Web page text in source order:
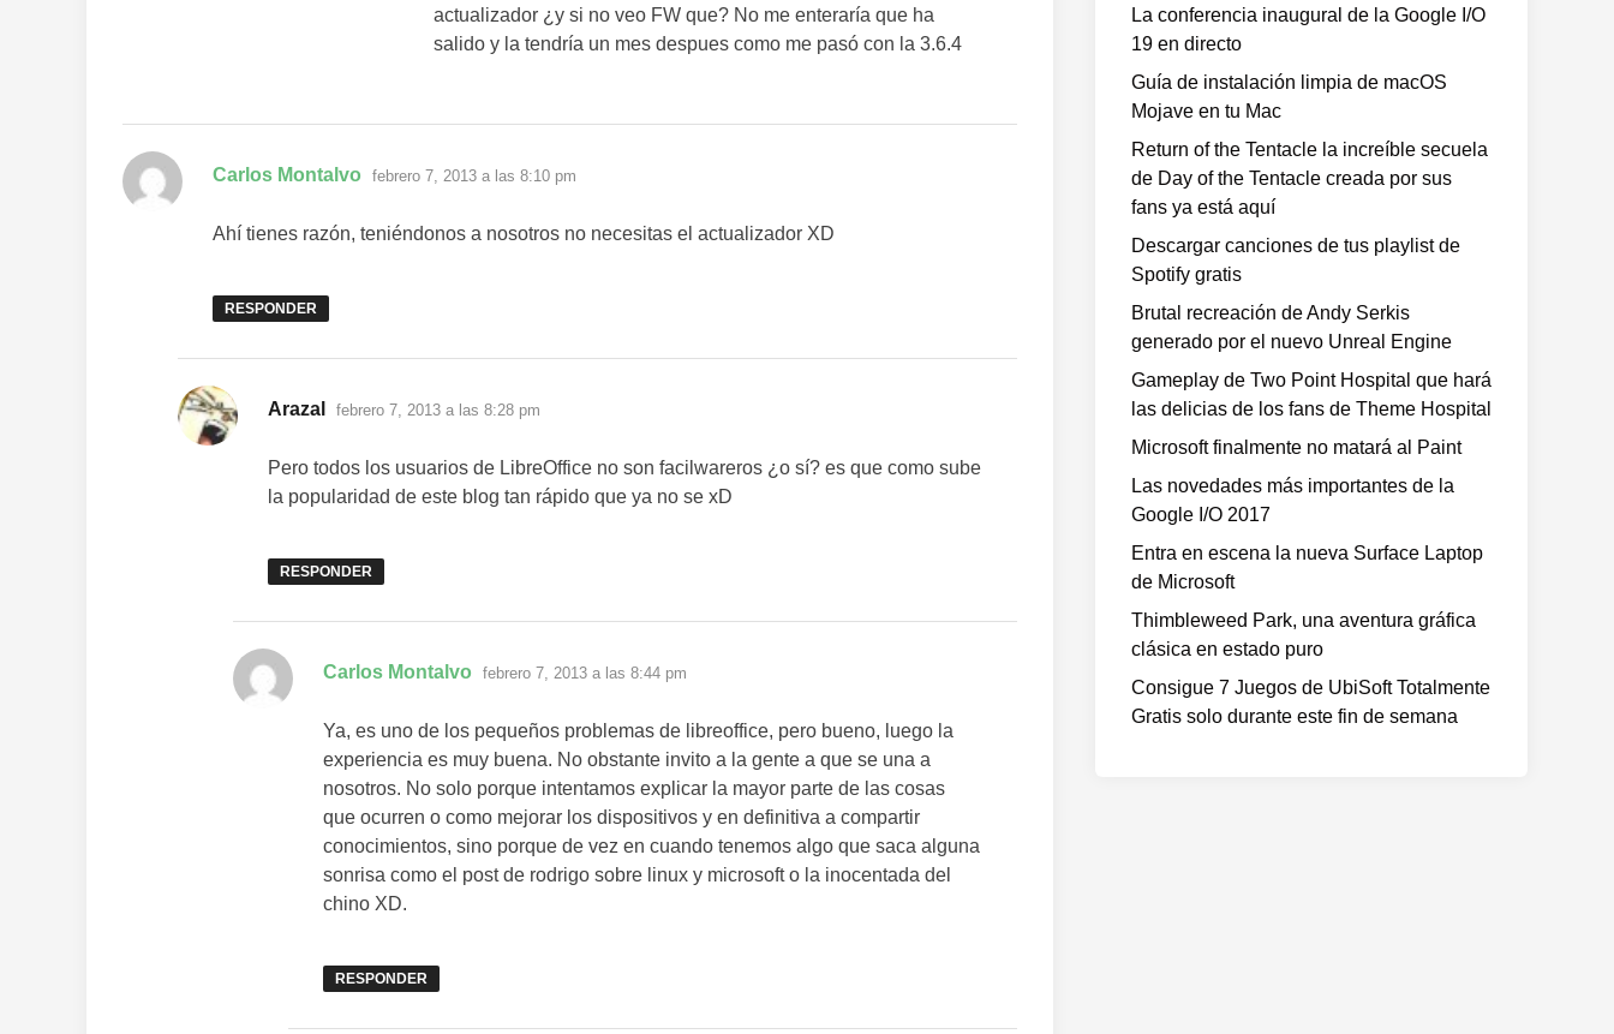
actualizador ¿y si no veo FW que? No me enteraría que ha
salido y la tendría un mes despues como me pasó con la 3.6.4
Carlos Montalvo dice:
febrero 7, 2013 a las 8:10 pm
Ahí tienes razón, teniéndonos a nosotros no necesitas el actualizador XD
RESPONDER
Arazal dice:
febrero 7, 2013 a las 8:28 pm
Pero todos los usuarios de LibreOffice no son facilwareros ¿o sí? es que como sube
la popularidad de este blog tan rápido que ya no se xD
RESPONDER
Carlos Montalvo dice:
febrero 7, 2013 a las 8:44 pm
Ya, es uno de los pequeños problemas de libreoffice, pero bueno, luego la
experiencia es muy buena. No obstante invito a la gente a que se una a
nosotros. No solo porque intentamos explicar la mayor parte de las cosas
que ocurren o como mejorar los dispositivos y en definitiva a compartir
conocimientos, sino porque de vez en cuando tenemos algo que saca alguna
sonrisa como el post de rodrigo sobre linux y microsoft o la inocentada del
chino XD.
RESPONDER
La conferencia inaugural de la Google I/O
19 en directo
Guía de instalación limpia de macOS
Mojave en tu Mac
Return of the Tentacle la increíble secuela
de Day of the Tentacle creada por sus
fans ya está aquí
Descargar canciones de tus playlist de
Spotify gratis
Brutal recreación de Andy Serkis
generado por el nuevo Unreal Engine
Gameplay de Two Point Hospital que hará
las delicias de los fans de Theme Hospital
Microsoft finalmente no matará al Paint
Las novedades más importantes de la
Google I/O 2017
Entra en escena la nueva Surface Laptop
de Microsoft
Thimbleweed Park, una aventura gráfica
clásica en estado puro
Consigue 7 Juegos de UbiSoft Totalmente
Gratis solo durante este fin de semana